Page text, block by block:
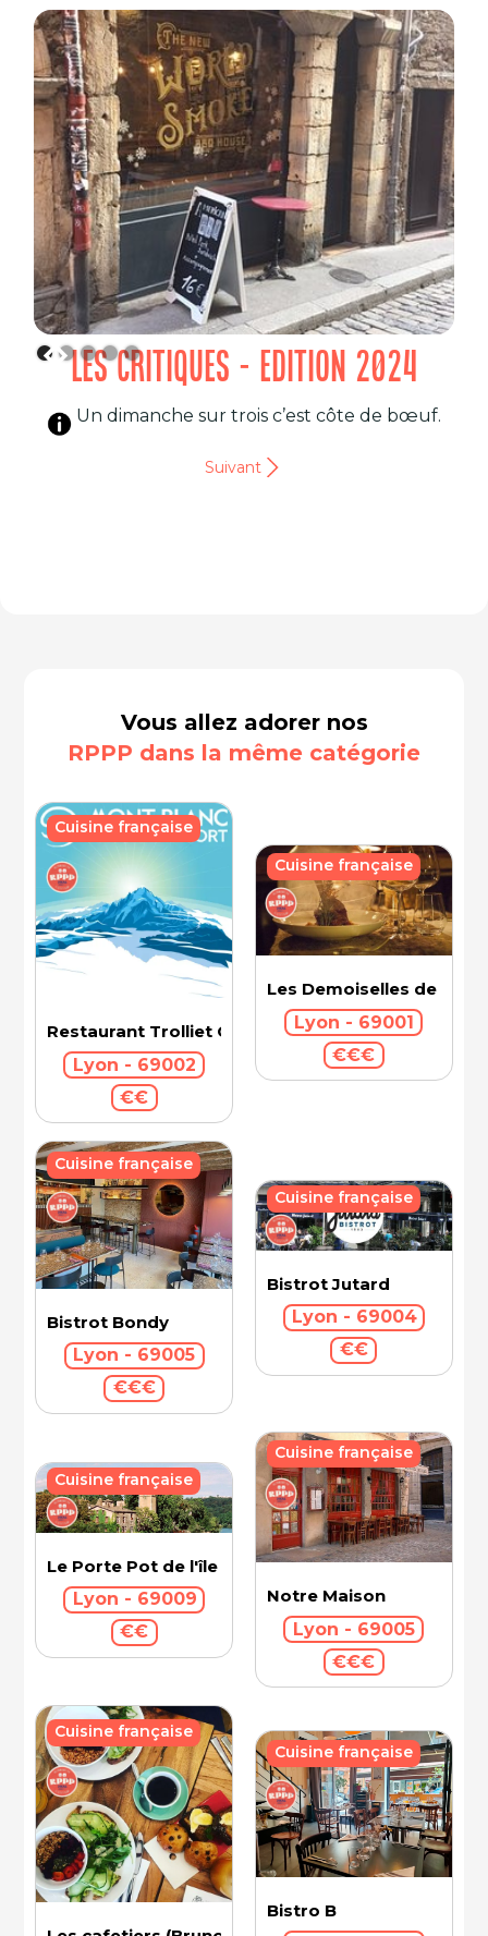
LES CRITIQUES - EDITION 2024
Un dimanche sur trois c’est côte de bœuf.
Suivant
Vous allez adorer nos
RPPP dans la même catégorie
Restaurant Trolliet Grand Hotel Dieu
Lyon - 69002
€€
Cuisine française
Les Demoiselles de
Lyon - 69001
€€€
Cuisine française
Bistrot Bondy
Lyon - 69005
€€€
Cuisine française
Bistrot Jutard
Lyon - 69004
€€
Cuisine française
Le Porte Pot de l'île Barbe
Lyon - 69009
€€
Cuisine française
Notre Maison
Lyon - 69005
€€€
Cuisine française
Cuisine française
Bistro B
Cuisine française